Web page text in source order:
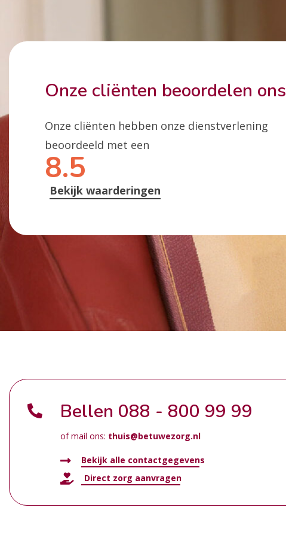
Onze cliënten beoordelen ons
Onze cliënten hebben onze dienstverlening
beoordeeld met een
8.5
Bekijk waarderingen
Bellen 088 - 800 99 99
of mail ons: thuis@betuwezorg.nl
Bekijk alle contactgegevens
Direct zorg aanvragen